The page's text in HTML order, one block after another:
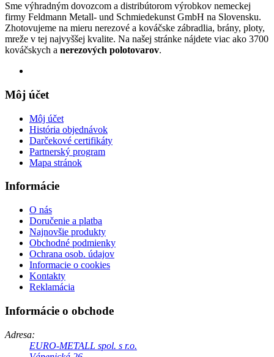
Sme výhradným dovozcom a distribútorom výrobkov nemeckej
firmy Feldmann Metall- und Schmiedekunst GmbH na Slovensku.
Zhotovujeme na mieru nerezové a kováčske zábradlia, brány, ploty,
mreže v tej najvyššej kvalite. Na našej stránke nájdete viac ako 3700
kováčskych a nerezových polotovarov.
Môj účet
Môj účet
História objednávok
Darčekové certifikáty
Partnerský program
Mapa stránok
Informácie
O nás
Doručenie a platba
Najnovšie produkty
Obchodné podmienky
Ochrana osob. údajov
Informacie o cookies
Kontakty
Reklamácia
Informácie o obchode
Adresa:
EURO-METALL spol. s r.o.